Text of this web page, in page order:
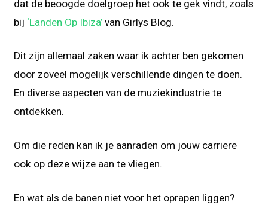
dat de beoogde doelgroep het ook te gek vindt, zoals
bij ‘Landen Op Ibiza’ van Girlys Blog.
Dit zijn allemaal zaken waar ik achter ben gekomen
door zoveel mogelijk verschillende dingen te doen.
En diverse aspecten van de muziekindustrie te
ontdekken.
Om die reden kan ik je aanraden om jouw carriere
ook op deze wijze aan te vliegen.
En wat als de banen niet voor het oprapen liggen?